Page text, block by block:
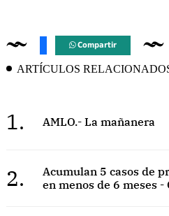
Compartir
ARTÍCULOS
1. AMLO.- La mañanera
2.
Acumulan 5 casos de
en menos de 6 meses